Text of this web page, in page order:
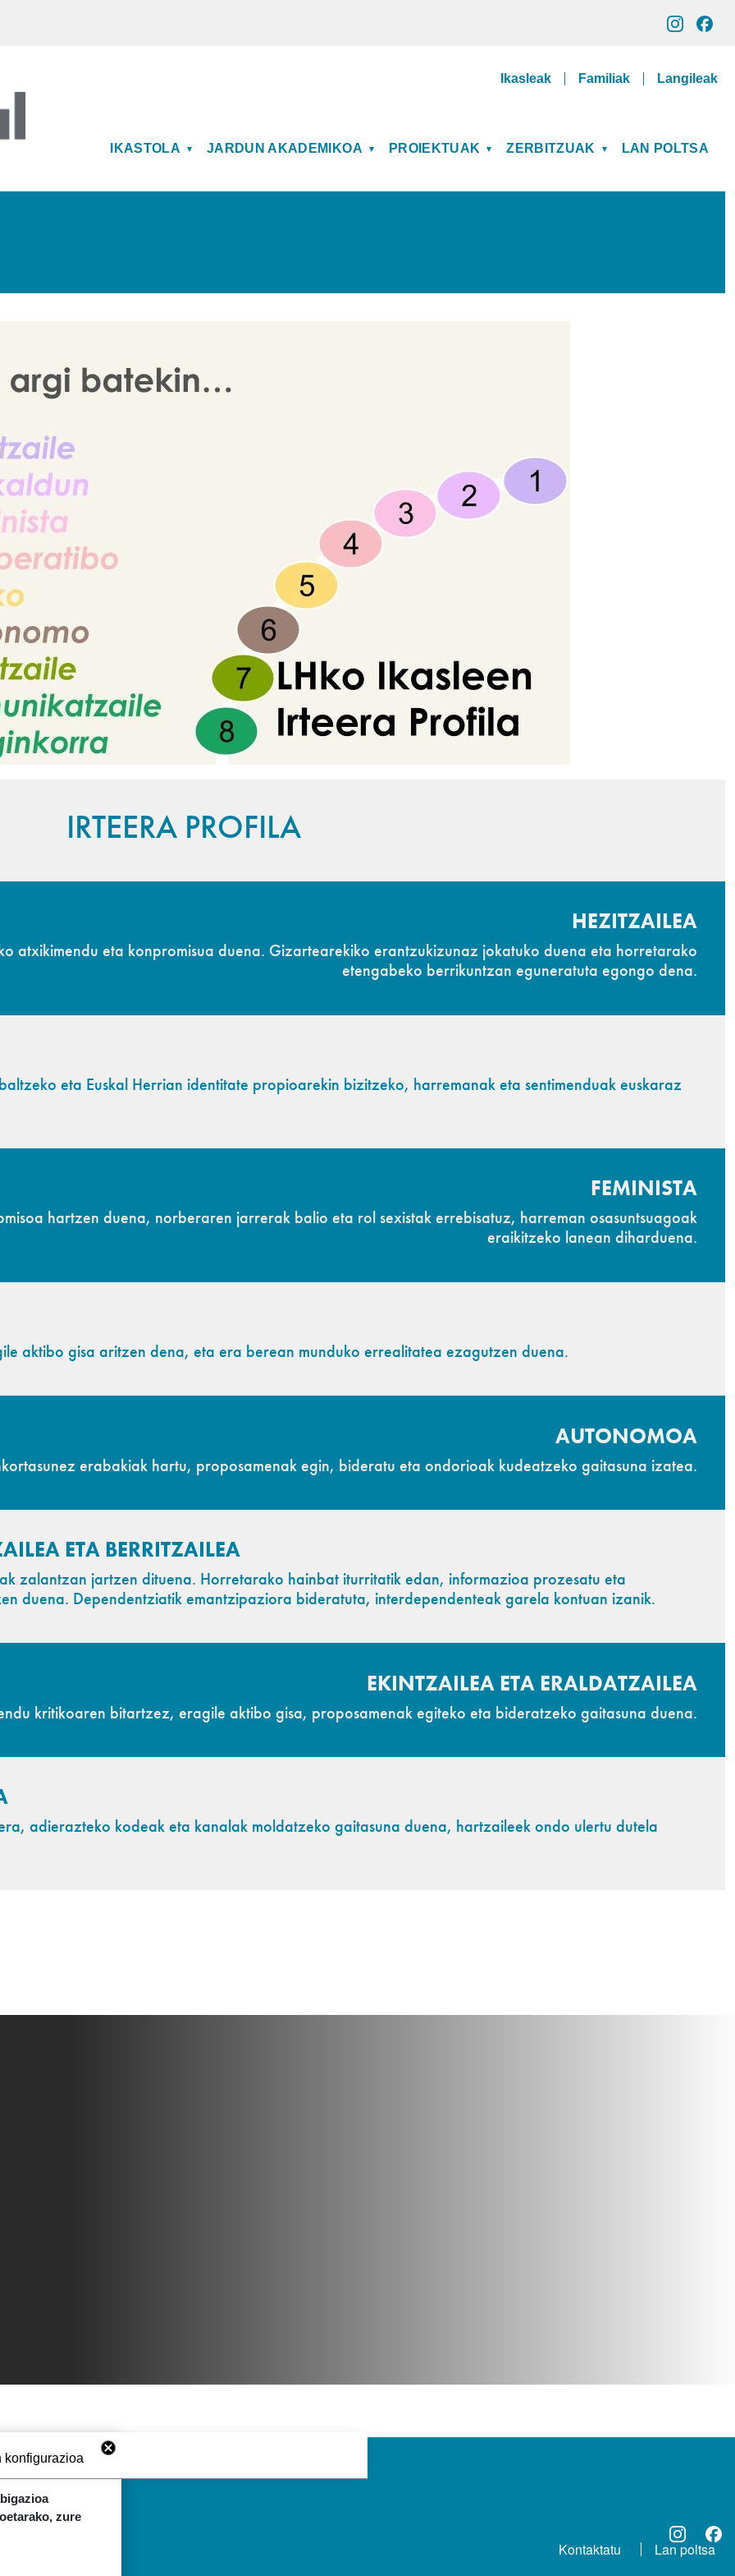
Gune pribatuak
Ikasleak Familiak Langileak
MAIN NAVIGATION
IKASTOLA JARDUN AKADEMIKOA PROIEKTUAK ZERBITZUAK LAN POLTSA
IRTEERA PROFILA
HEZITZAILEA
atxikimendu eta konpromisua duena. Gizartearekiko erantzukizunaz jokatuko duena eta horretarako
etengabeko berrikuntzan eguneratuta egongo dena.
eta Euskal Herrian identitate propioarekin bizitzeko, harremanak eta sentimenduak euskaraz
FEMINISTA
hartzen duena, norberaren jarrerak balio eta rol sexistak errebisatuz, harreman osasuntsuagoak
eraikitzeko lanean diharduena.
aktibo gisa aritzen dena, eta era berean munduko errealitatea ezagutzen duena.
AUTONOMOA
erabakiak hartu, proposamenak egin, bideratu eta ondorioak kudeatzeko gaitasuna izatea.
ETA BERRITZAILEA
zalantzan jartzen dituena. Horretarako hainbat iturritatik edan, informazioa prozesatu eta
duena. Dependentziatik emantzipaziora bideratuta, interdependenteak garela kontuan izanik.
EKINTZAILEA ETA ERALDATZAILEA
kritikoaren bitartzez, eragile aktibo gisa, proposamenak egiteko eta bideratzeko gaitasuna duena.
adierazteko kodeak eta kanalak moldatzeko gaitasuna duena, hartzaileek ondo ulertu dutela
ORRI-OINA
Kontaktatu Lan poltsa
konfigurazioa
zure